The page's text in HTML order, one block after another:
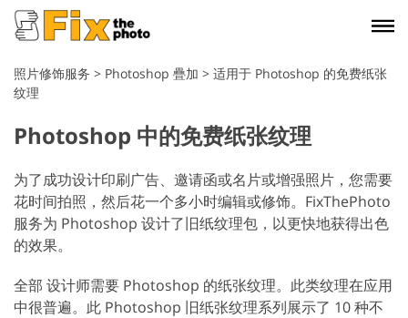
照片修饰服务 > Photoshop 疊加 > 适用于 Photoshop 的免费纸张
纹理
Photoshop 中的免费纸张纹理
为了成功设计印刷广告、邀请函或名片或增强照片，您需要
花时间拍照，然后花一个多小时编辑或修饰。FixThePhoto
服务为 Photoshop 设计了旧纸纹理包，以更快地获得出色
的效果。
全部 设计师需要 Photoshop 的纸张纹理。此类纹理在应用
中很普遍。此 Photoshop 旧纸张纹理系列展示了 10 种不